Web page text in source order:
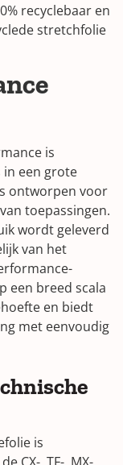
recyclebaar en
stretchfolie
is
een grote
ontworpen voor
toepassingen.
wordt geleverd
van het
een breed scala
en biedt
met eenvoudig
is